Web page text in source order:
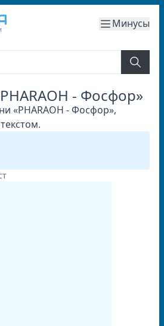
Минусы
- Фосфор»
«PHARAOH - Фосфор»,